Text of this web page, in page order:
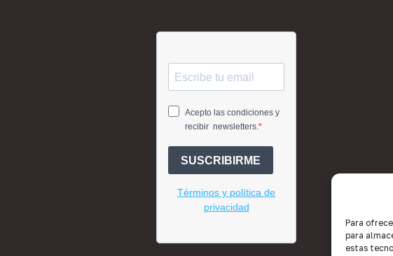
Para
para
estas